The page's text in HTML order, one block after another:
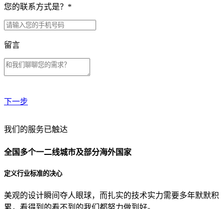
您的联系方式是？ *
留言
下一步
贵公司预算范围是？
贵公司的团队规模是？
目前主要的营销渠道是？
我们的服务已触达
全国多个一二线城市及部分海外国家
定义行业标准的决心
美观的设计瞬间夺人眼球，而扎实的技术实力需要多年默默积
累，看得到的看不到的我们都努力做到好。